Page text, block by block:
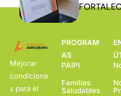
Mejorar
condicione
s para el
PROGRAM
AS
PAIPI
Familias
Saludables